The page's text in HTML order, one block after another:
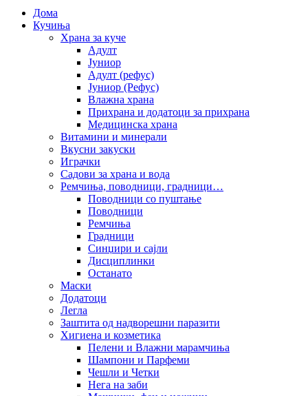
Дома
Кучиња
Храна за куче
Адулт
Јуниор
Адулт (рефус)
Јуниор (Рефус)
Влажна храна
Прихрана и додатоци за прихрана
Медицинска храна
Витамини и минерали
Вкусни закуски
Играчки
Садови за храна и вода
Ремчиња, поводници, градници…
Поводници со пуштање
Поводници
Ремчиња
Градници
Синџири и сајли
Дисциплинки
Останато
Маски
Додатоци
Легла
Заштита од надворешни паразити
Хигиена и козметика
Пелени и Влажни марамчиња
Шампони и Парфеми
Чешли и Четки
Нега на заби